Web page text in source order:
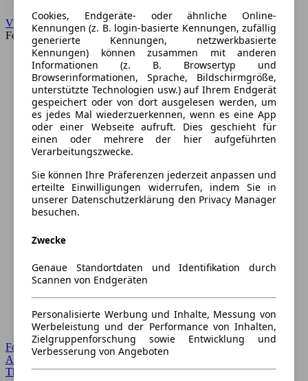
VW
Forum
Forum Startseite
Alle Auto-Foren
Themen-Forum
Cookies, Endgeräte- oder ähnliche Online-
Kennungen (z. B. login-basierte Kennungen, zufällig
generierte Kennungen, netzwerkbasierte
Kennungen) können zusammen mit anderen
Informationen (z. B. Browsertyp und
Browserinformationen, Sprache, Bildschirmgröße,
unterstützte Technologien usw.) auf Ihrem Endgerät
gespeichert oder von dort ausgelesen werden, um
es jedes Mal wiederzuerkennen, wenn es eine App
oder einer Webseite aufruft. Dies geschieht für
einen oder mehrere der hier aufgeführten
Verarbeitungszwecke.
Sie können Ihre Präferenzen jederzeit anpassen und
erteilte Einwilligungen widerrufen, indem Sie in
unserer Datenschutzerklärung den Privacy Manager
besuchen.
Zwecke
Genaue Standortdaten und Identifikation durch
Scannen von Endgeräten
Personalisierte Werbung und Inhalte, Messung von
Werbeleistung und der Performance von Inhalten,
Zielgruppenforschung sowie Entwicklung und
Verbesserung von Angeboten